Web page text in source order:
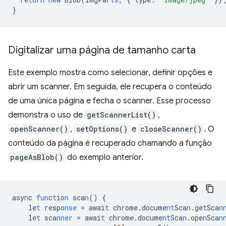
}
Digitalizar uma página de tamanho carta
Este exemplo mostra como selecionar, definir opções e
abrir um scanner. Em seguida, ele recupera o conteúdo
de uma única página e fecha o scanner. Esse processo
demonstra o uso de getScannerList() ,
openScanner() , setOptions() e closeScanner() . O
conteúdo da página é recuperado chamando a função
pageAsBlob() do exemplo anterior.
async function scan()
{
let response = await chrome.documentScan .getSca
let scanner = await chrome.documentScan .openSca